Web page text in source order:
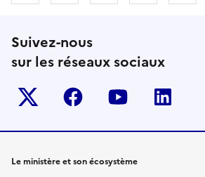
Suivez-nous
sur les réseaux sociaux
Twitter-x facebook youtube
Le ministère et son écosystème